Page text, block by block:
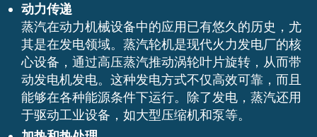
动力传递
蒸汽在动力机械设备中的应用已有悠久的历史，尤
其是在发电领域。蒸汽轮机是现代火力发电厂的核
心设备，通过高压蒸汽推动涡轮叶片旋转，从而带
动发电机发电。这种发电方式不仅高效可靠，而且
能够在各种能源条件下运行。除了发电，蒸汽还用
于驱动工业设备，如大型压缩机和泵等。